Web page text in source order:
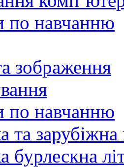
по навчанню
зображення
по навчанню
та зарубіжна
бурлескна